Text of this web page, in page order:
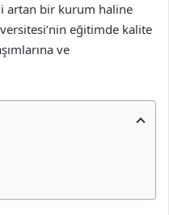
artan bir kurum haline
eğitimde kalite
ve